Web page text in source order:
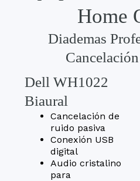
Home
Diademas
Dell WH1022
Biaural
Cancelación de
ruido pasiva
Conexión USB
digital
Audio cristalino
para